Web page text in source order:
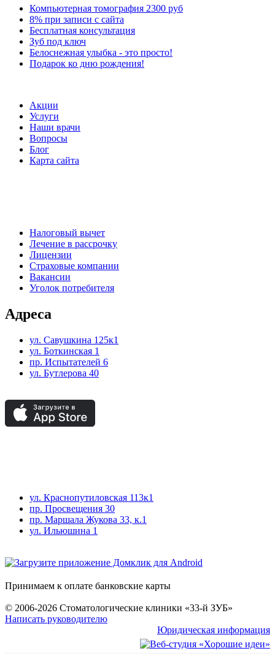
Компьютерная томография 2300 руб
8% при записи с сайта
Бесплатная консультация
Зуб под ключ
Белоснежная улыбка - это просто!
Подарок ко дню рождения!
Акции
Услуги
Наши врачи
Вопросы
Блог
Карта сайта
Налоговый вычет
Лечение в рассрочку
Лицензии
Страховые компании
Вакансии
Уголок потребителя
Адреса
ул. Савушкина 125к1
ул. Боткинская 1
пр. Испытателей 6
ул. Бутлерова 40
ул. Краснопутиловская 113к1
пр. Просвещения 30
пр. Маршала Жукова 33, к.1
ул. Ильюшина 1
Принимаем к оплате банковские карты
© 2006-2026 Стоматологические клиники «33-й ЗУБ»
Написать руководителю
Юридическая информация